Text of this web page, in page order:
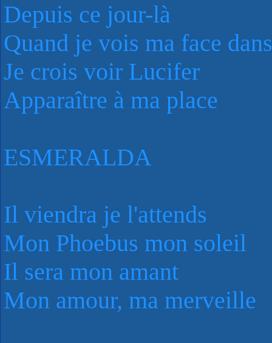
Depuis ce jour-là
Quand je vois ma face
Je crois voir Lucifer
Apparaître à ma place
ESMERALDA
Il viendra je l'attends
Mon Phoebus mon soleil
Il sera mon amant
Mon amour, ma merveille